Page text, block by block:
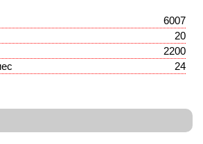
6007
20
2200
24